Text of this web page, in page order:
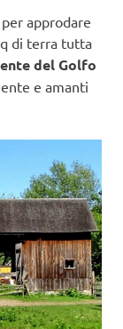
approdare
di terra tutta
del Golfo
e amanti